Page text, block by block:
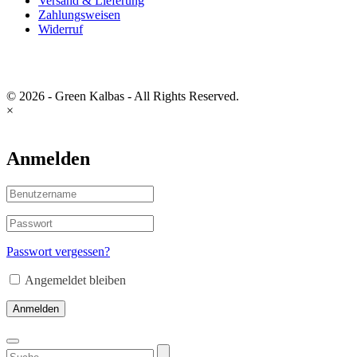
Zahlungsweisen
Widerruf
© 2026 - Green Kalbas - All Rights Reserved.
×
Anmelden
Passwort vergessen?
Angemeldet bleiben
Anmelden
Suchen